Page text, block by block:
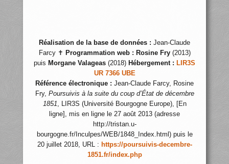
Réalisation de la base de données : Jean-Claude
Farcy ✝ Programmation web : Rosine Fry(2013)
puis Morgane Valageas (2018) Hébergement : LIR3S
UR 7366 UBE
Référence électronique : Jean-Claude Farcy, Rosine
Fry, Poursuivis à la suite du coup d’État de décembre
1851, LIR3S (Université Bourgogne Europe), [En
ligne], mis en ligne le 27 août 2013 (adresse
http://tristan.u-
bourgogne.fr/Inculpes/WEB/1848_Index.html) puis le
20 juillet 2018, URL : https://poursuivis-decembre-
1851.fr/index.php